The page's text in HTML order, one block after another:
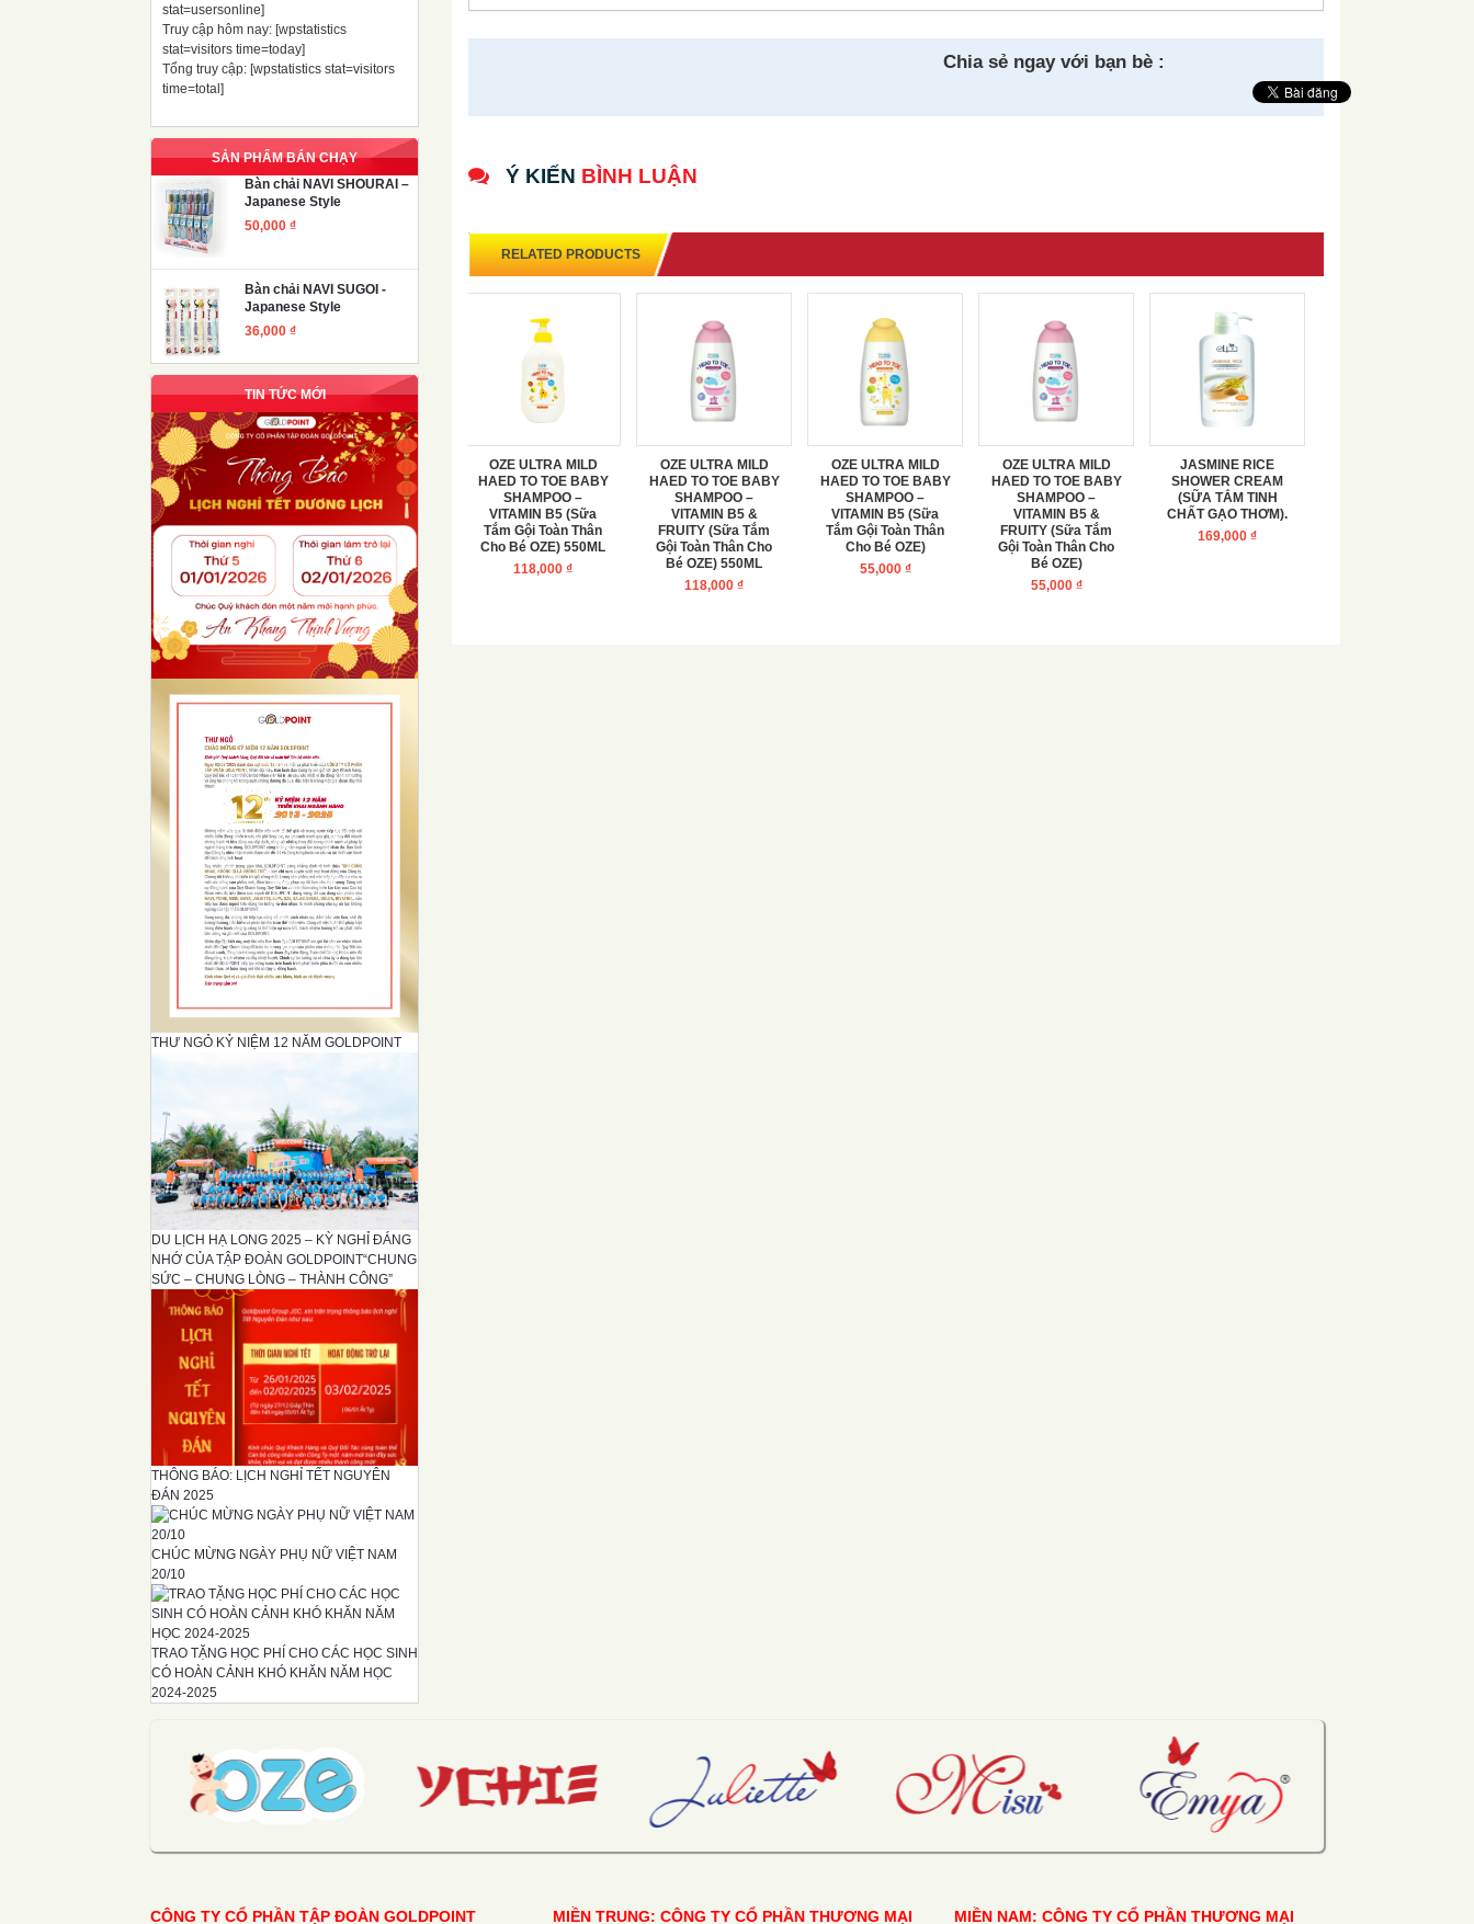
stat=usersonline]
Truy cập hôm nay: [wpstatistics
stat=visitors time=today]
Tổng truy cập: [wpstatistics stat=visitors
time=total]
SẢN PHẨM BÁN CHẠY
Bàn chải NAVI SHOURAI –
Japanese Style
50,000 ₫
Bàn chải NAVI SUGOI -
Japanese Style
36,000 ₫
TIN TỨC MỚI
THƯ NGỎ KỶ NIỆM 12 NĂM GOLDPOINT
DU LỊCH HẠ LONG 2025 – KỲ NGHỈ ĐÁNG
NHỚ CỦA TẬP ĐOÀN GOLDPOINT“CHUNG
SỨC – CHUNG LÒNG – THÀNH CÔNG”
THÔNG BÁO: LỊCH NGHỈ TẾT NGUYÊN
ĐÁN 2025
CHÚC MỪNG NGÀY PHỤ NỮ VIỆT NAM
20/10
TRAO TẶNG HỌC PHÍ CHO CÁC HỌC SINH
CÓ HOÀN CẢNH KHÓ KHĂN NĂM HỌC
2024-2025
Chia sẻ ngay với bạn bè :
Ý KIẾN BÌNH LUẬN
RELATED PRODUCTS
OZE ULTRA MILD
HAED TO TOE BABY
SHAMPOO –
VITAMIN B5 (Sữa
Tắm Gội Toàn Thân
Cho Bé OZE) 550ML
118,000 ₫
OZE ULTRA MILD
HAED TO TOE BABY
SHAMPOO –
VITAMIN B5 &
FRUITY (Sữa Tắm
Gội Toàn Thân Cho
Bé OZE) 550ML
118,000 ₫
OZE ULTRA MILD
HAED TO TOE BABY
SHAMPOO –
VITAMIN B5 (Sữa
Tắm Gội Toàn Thân
Cho Bé OZE)
55,000 ₫
OZE ULTRA MILD
HAED TO TOE BABY
SHAMPOO –
VITAMIN B5 &
FRUITY (Sữa Tắm
Gội Toàn Thân Cho
Bé OZE)
55,000 ₫
JASMINE RICE
SHOWER CREAM
(SỮA TẮM TINH
CHẤT GẠO THƠM).
169,000 ₫
CÔNG TY CỔ PHẦN TẬP ĐOÀN GOLDPOINT MIỀN TRUNG: CÔNG TY CỔ PHẦN THƯƠNG MẠI MIỀN NAM: CÔNG TY CỔ PHẦN THƯƠNG MẠI